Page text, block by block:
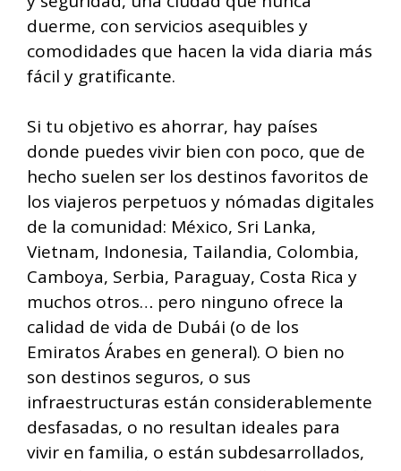
duerme, con servicios asequibles y
comodidades que hacen la vida diaria más
fácil y gratificante.
Si tu objetivo es ahorrar, hay países
donde puedes vivir bien con poco, que de
hecho suelen ser los destinos favoritos de
los viajeros perpetuos y nómadas digitales
de la comunidad: México, Sri Lanka,
Vietnam, Indonesia, Tailandia, Colombia,
Camboya, Serbia, Paraguay, Costa Rica y
muchos otros… pero ninguno ofrece la
calidad de vida de Dubái (o de los
Emiratos Árabes en general). O bien no
son destinos seguros, o sus
infraestructuras están considerablemente
desfasadas, o no resultan ideales para
vivir en familia, o están subdesarrollados,